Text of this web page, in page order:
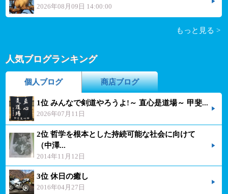
2026年08月09日 14:00:00
もっと見る >
人気ブログランキング
個人ブログ 商店ブログ
1位 みんなで剣道やろうよ!～ 直心是道場～ 甲斐...
2026年07月11日
2位 哲学を根本とした持続可能な社会に向けて
（中澤...
2014年11月12日
3位 休日の癒し
2016年04月27日